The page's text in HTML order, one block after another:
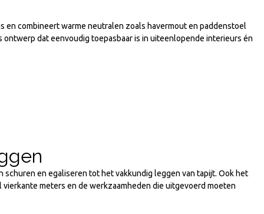
combineert warme neutralen zoals havermout en paddenstoel
dat eenvoudig toepasbaar is in uiteenlopende interieurs én
en egaliseren tot het vakkundig leggen van tapijt. Ook het
vierkante meters en de werkzaamheden die uitgevoerd moeten